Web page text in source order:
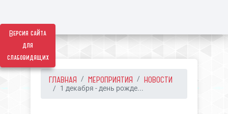
Версия сайта
для
слабовидящих
ГЛАВНАЯ МЕРОПРИЯТИЯ НОВОСТИ
1 декабря - день рожде...